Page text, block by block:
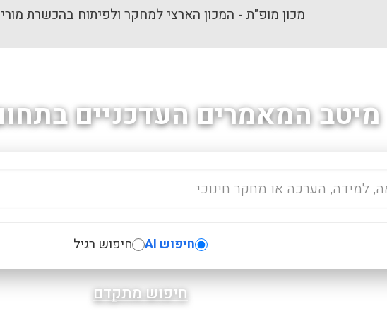
מכון מופ"ת - המכון הארצי למחקר ולפיתוח בהכשרת
מיטב המאמרים העדכניים
חיפוש AI חיפוש רגיל
חיפוש מתקדם